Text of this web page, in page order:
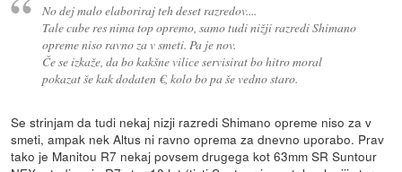
No dej malo elaboriraj teh deset razredov....
Tale cube res nima top opremo, samo tudi nižji razredi Shimano
opreme niso ravno za v smeti. Pa je nov.
Če se izkaže, da bo kakšne vilice servisirat bo hitro moral
pokazat še kak dodaten €, kolo bo pa še vedno staro.
Se strinjam da tudi nekaj nizji razredi Shimano opreme niso za v
smeti, ampak nek Altus ni ravno oprema za dnevno uporabo. Prav
tako je Manitou R7 nekaj povsem drugega kot 63mm SR Suntour